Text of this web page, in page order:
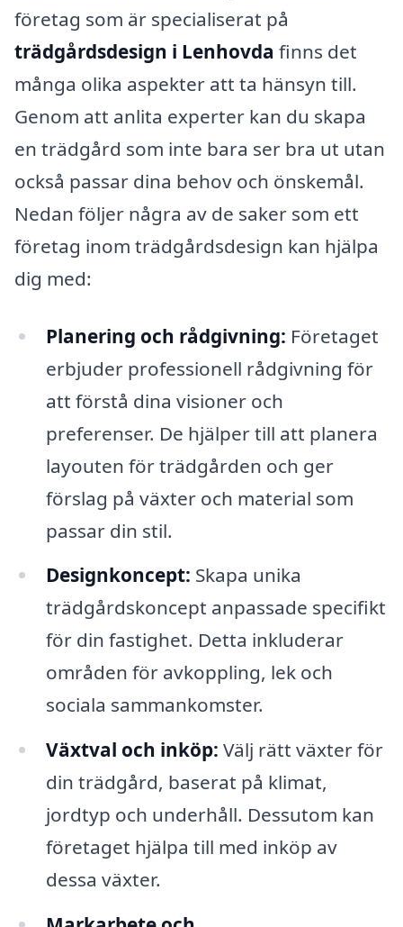
företag som är specialiserat på
trädgårdsdesign i Lenhovda finns det
många olika aspekter att ta hänsyn till.
Genom att anlita experter kan du skapa
en trädgård som inte bara ser bra ut utan
också passar dina behov och önskemål.
Nedan följer några av de saker som ett
företag inom trädgårdsdesign kan hjälpa
dig med:
Planering och rådgivning: Företaget
erbjuder professionell rådgivning för
att förstå dina visioner och
preferenser. De hjälper till att planera
layouten för trädgården och ger
förslag på växter och material som
passar din stil.
Designkoncept: Skapa unika
trädgårdskoncept anpassade specifikt
för din fastighet. Detta inkluderar
områden för avkoppling, lek och
sociala sammankomster.
Växtval och inköp: Välj rätt växter för
din trädgård, baserat på klimat,
jordtyp och underhåll. Dessutom kan
företaget hjälpa till med inköp av
dessa växter.